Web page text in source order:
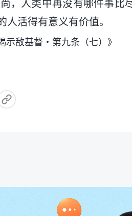
，人类中再没有哪件事比
人活得有意义有价值。
敌基督・第九条（七）》